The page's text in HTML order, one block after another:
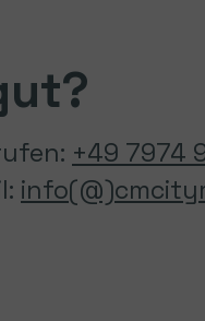
+49 7974